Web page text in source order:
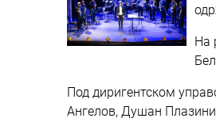
На
Под диригентском
Ангелов, Душан